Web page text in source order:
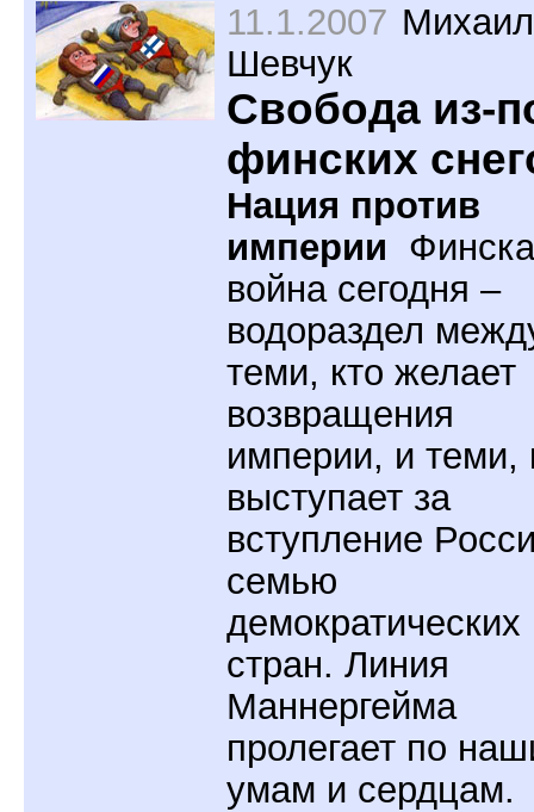
11.1.2007 Михаил
Шевчук
Свобода из-
финских
Нация против
империи
война сегодня –
водораздел
теми, кто желает
возвращения
империи, и теми,
выступает за
вступление
семью
демократических
стран. Линия
Маннергейма
пролегает по
умам и сердцам.